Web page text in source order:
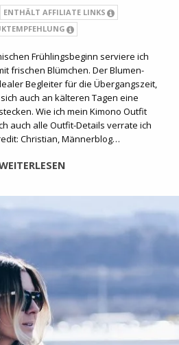
ENTHÄLT AFFILIATE LINKS
Frühlingsbeginn serviere ich
frischen Blümchen. Der Blumen-
Begleiter für die Übergangszeit,
auch an kälteren Tagen eine
Wie ich mein Kimono Outfit
auch alle Outfit-Details verrate ich
Christian, Männerblog…